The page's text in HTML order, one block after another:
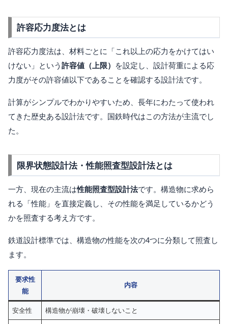
許容応力度法とは
許容応力度法は、材料ごとに「これ以上の応力をかけてはい
けない」という 許容値（上限）
を設定し、設計荷重による応
力度がその許容値以下であることを確認する設計法です。
計算がシンプルでわかりやすいため、長年にわたって使われ
てきた歴史ある設計法です。国鉄時代はこの方法が主流でし
た。
限界状態設計法・性能照査型設計法とは
一方、現在の主流は性能照査型設計法です。構造物に求めら
れる「性能」を直接定義し、その性能を満足しているかどう
かを照査する考え方です。
鉄道設計標準では、構造物の性能を次の4つに分類して照査し
ます。
要求性
能
内容
安全性 構造物が崩壊・破壊しないこと